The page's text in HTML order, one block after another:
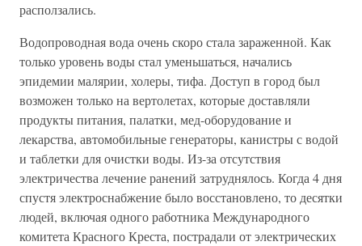
расползались.
Водопроводная вода очень скоро стала зараженной. Как
только уровень воды стал уменьшаться, начались
эпидемии малярии, холеры, тифа. Доступ в город был
возможен только на вертолетах, которые доставляли
продукты питания, палатки, мед-оборудование и
лекарства, автомобильные генераторы, канистры с водой
и таблетки для очистки воды. Из-за отсутствия
электричества лечение ранений затруднялось. Когда 4 дня
спустя электроснабжение было восстановлено, то десятки
людей, включая одного работника Международного
комитета Красного Креста, пострадали от электрических